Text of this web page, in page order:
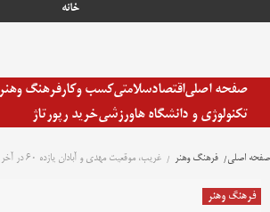
خانه
صفحه اصلیاقتصادسلامتیکسب وکارفرهنگ وهنر
تکنولوژی و دانشگاه هاورزشیخرید رپورتاژ
صفحه اصلی فرهنگ وهنر غریب، موقعیت مهدی و آبادان یازده 60 در آخر هفته تلویزیون_خبررسان
فرهنگ وهنر